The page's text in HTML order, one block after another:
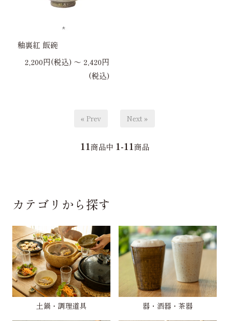
釉裏紅 飯碗
2,200円(税込) 〜 2,420円
(税込)
« Prev Next »
11商品中 1-11商品
カテゴリから探す
土鍋・調理道具 器・酒器・茶器